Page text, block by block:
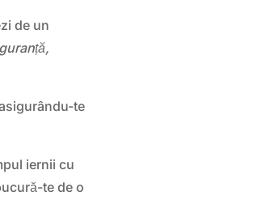
de un
te
iernii cu
te de o